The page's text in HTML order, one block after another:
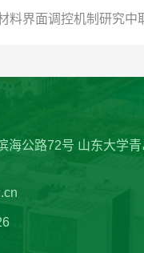
料界面调控机制研究中
海公路72号 山东大学